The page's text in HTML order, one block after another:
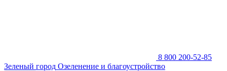
8 800 200-52-85
Зеленый город Озеленение и благоустройство